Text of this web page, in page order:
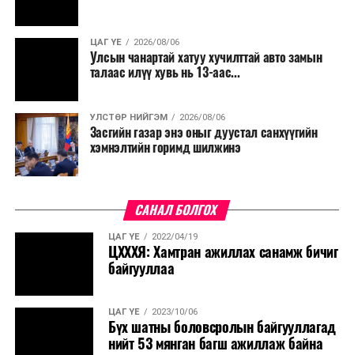
сургалтыг цахим хэлбэрт шилжүүлэх, төрийн албан
хаагчдыг зарим өдрүүдэд цахимаар ажиллуулах арга
хэмжээг үргэлжлүүлэхийг үүрэг болголоо.
Төсвийн сахилга бат сайжирч, эдийн засгийн нөхцөл
байдал хэвийн болсон тохиолдолд эдгээр
хязгаарлалтыг үе шаттайгаар сулруулах юм.
ЦАГ ҮЕ 2026/08/06
Улсын чанартай хатуу хучилттай авто замын
талаас илүү хувь нь 13-аас...
УЛСТӨР НИЙГЭМ 2026/08/06
Засгийн газар энэ оныг дуустал санхүүгийн
хэмнэлтийн горимд шилжинэ
САНАЛ БОЛГОХ
ЦАГ ҮЕ 2022/04/19
ЦХХХЯ: Хамтран ажиллах санамж бичиг
байгууллаа
ЦАГ ҮЕ 2023/10/06
Бүх шатны боловсролын байгууллагад
нийт 53 мянган багш ажиллаж байна